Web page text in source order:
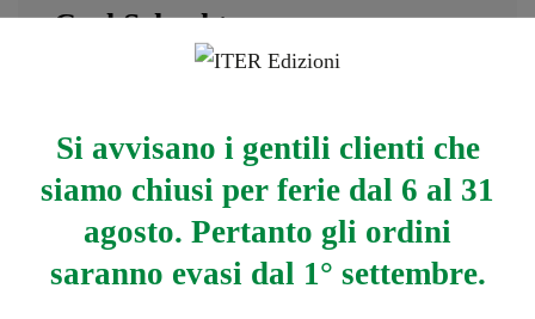
Carl Schachter
maggiori teorici viventi. Allievo di Felix Salzer
(con cui ha scritto Contrappunto e
composizione) ha insegnato al Queens College e
al Graduate Center della City University di New
Si avvisano i gentili clienti che
siamo chiusi per ferie dal 6 al 31
agosto. Pertanto gli ordini
saranno evasi dal 1° settembre.